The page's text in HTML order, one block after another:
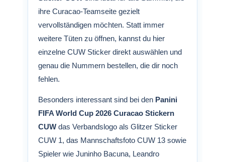
ihre Curacao-Teamseite gezielt
vervollständigen möchten. Statt immer
weitere Tüten zu öffnen, kannst du hier
einzelne CUW Sticker direkt auswählen und
genau die Nummern bestellen, die dir noch
fehlen.
Besonders interessant sind bei den Panini
FIFA World Cup 2026 Curacao Stickern
CUW das Verbandslogo als Glitzer Sticker
CUW 1, das Mannschaftsfoto CUW 13 sowie
Spieler wie Juninho Bacuna, Leandro